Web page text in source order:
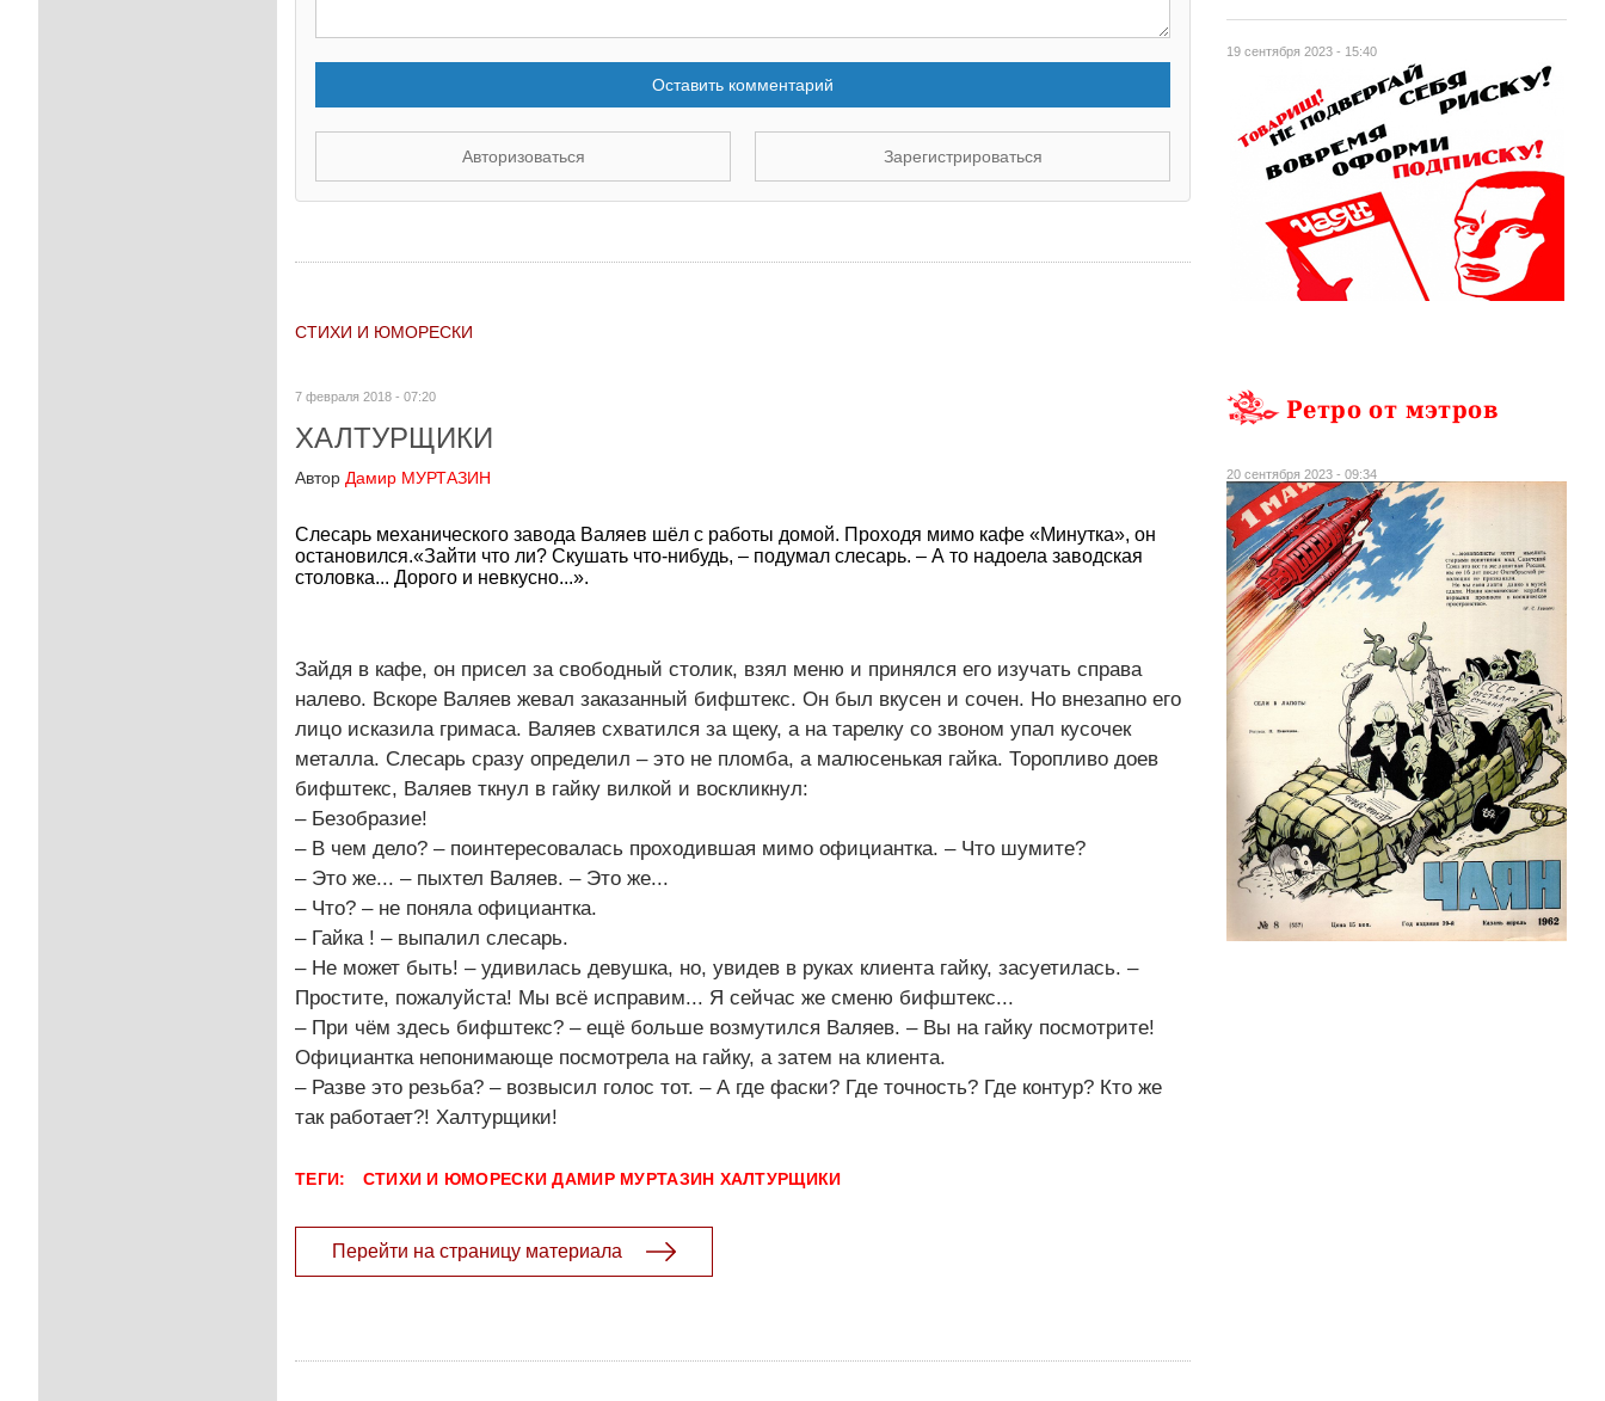
Оставить комментарий
Авторизоваться Зарегистрироваться
СТИХИ И ЮМОРЕСКИ
7 февраля 2018 - 07:20
ХАЛТУРЩИКИ
Автор Дамир МУРТАЗИН
Слесарь механического завода Валяев шёл с работы домой. Проходя мимо кафе «Минутка», он
остановился.«Зайти что ли? Скушать что-нибудь, – подумал слесарь. – А то надоела заводская
столовка... Дорого и невкусно...».
Зайдя в кафе, он присел за свободный столик, взял меню и принялся его изучать справа
налево. Вскоре Валяев жевал заказанный бифштекс. Он был вкусен и сочен. Но внезапно его
лицо исказила гримаса. Валяев схватился за щеку, а на тарелку со звоном упал кусочек
металла. Слесарь сразу определил – это не пломба, а малюсенькая гайка. Торопливо доев
бифштекс, Валяев ткнул в гайку вилкой и воскликнул:
– Безобразие!
– В чем дело? – поинтересовалась проходившая мимо официантка. – Что шумите?
– Это же... – пыхтел Валяев. – Это же...
– Что? – не поняла официантка.
– Гайка ! – выпалил слесарь.
– Не может быть! – удивилась девушка, но, увидев в руках клиента гайку, засуетилась. –
Простите, пожалуйста! Мы всё исправим... Я сейчас же сменю бифштекс...
– При чём здесь бифштекс? – ещё больше возмутился Валяев. – Вы на гайку посмотрите!
Официантка непонимающе посмотрела на гайку, а затем на клиента.
– Разве это резьба? – возвысил голос тот. – А где фаски? Где точность? Где контур? Кто же
так работает?! Халтурщики!
ТЕГИ: СТИХИ И ЮМОРЕСКИ ДАМИР МУРТАЗИН ХАЛТУРЩИКИ
Перейти на страницу материала
19 сентября 2023 - 15:40
Ретро от мэтров
20 сентября 2023 - 09:34